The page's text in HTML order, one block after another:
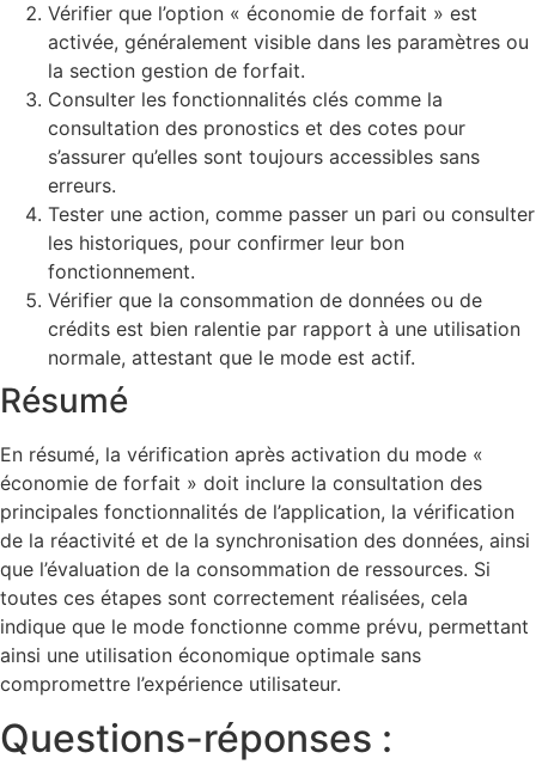
Vérifier que l’option « économie de forfait » est
activée, généralement visible dans les paramètres ou
la section gestion de forfait.
Consulter les fonctionnalités clés comme la
consultation des pronostics et des cotes pour
s’assurer qu’elles sont toujours accessibles sans
erreurs.
Tester une action, comme passer un pari ou consulter
les historiques, pour confirmer leur bon
fonctionnement.
Vérifier que la consommation de données ou de
crédits est bien ralentie par rapport à une utilisation
normale, attestant que le mode est actif.
Résumé
En résumé, la vérification après activation du mode «
économie de forfait » doit inclure la consultation des
principales fonctionnalités de l’application, la vérification
de la réactivité et de la synchronisation des données, ainsi
que l’évaluation de la consommation de ressources. Si
toutes ces étapes sont correctement réalisées, cela
indique que le mode fonctionne comme prévu, permettant
ainsi une utilisation économique optimale sans
compromettre l’expérience utilisateur.
Questions-réponses :